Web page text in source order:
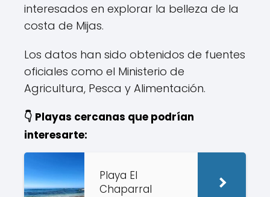
interesados en explorar la belleza de la
costa de Mijas.
Los datos han sido obtenidos de fuentes
oficiales como el Ministerio de
Agricultura, Pesca y Alimentación.
👇 Playas cercanas que podrían
interesarte:
Playa El
Chaparral